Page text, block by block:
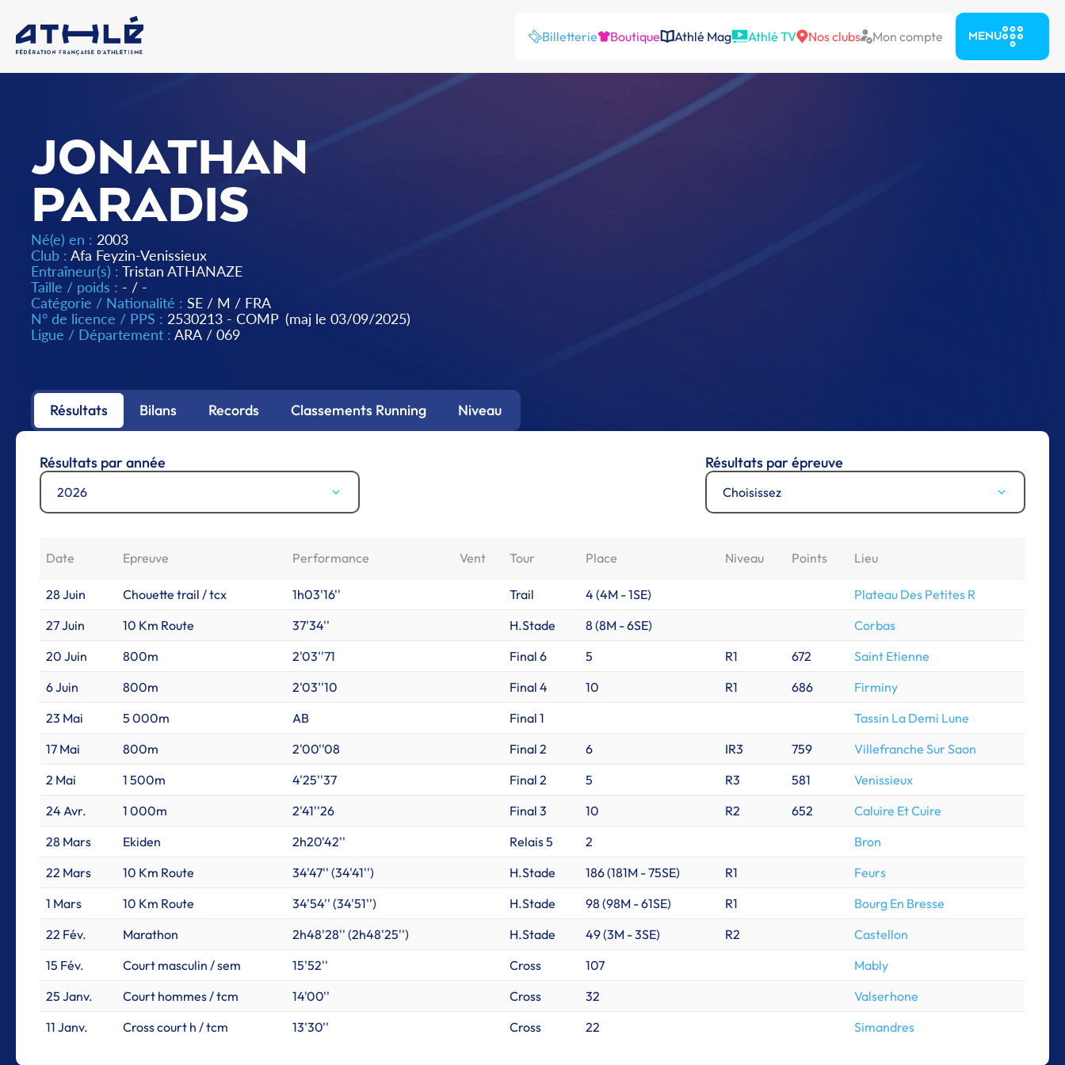
Billetterie Boutique Athlé Mag Athlé TV Nos clubs Mon compte MENU
JONATHAN
PARADIS
Né(e) en : 2003
Club : Afa Feyzin-Venissieux
Entraîneur(s) : Tristan ATHANAZE
Taille / poids : - / -
Catégorie / Nationalité : SE / M / FRA
N° de licence / PPS : 2530213 - COMP (maj le 03/09/2025)
Ligue / Département : ARA / 069
Résultats Bilans Records Classements Running Niveau
Résultats par année
2026
Résultats par épreuve
Choisissez
Date Epreuve Performance Vent Tour Place Niveau Points Lieu
28 Juin Chouette trail / tcx 1h03'16'' Trail 4 (4M -1SE)
Plateau Des Petites R
27 Juin
10 Km Route 37'34'' H.Stade 8 (8M -6SE)
Corbas
20 Juin
800m 2'03''71 Final 6 5 R1 672
Saint Etienne
6 Juin
800m 2'03''10 Final 4 10 R1 686
Firminy
23 Mai
5 000m AB Final 1
Tassin La Demi Lune
17 Mai
800m 2'00''08 Final 2 6 IR3 759
Villefranche Sur Saon
2 Mai
1 500m 4'25''37 Final 2 5 R3 581
Venissieux
24 Avr.
1 000m 2'41''26 Final 3 10 R2 652
Caluire Et Cuire
28 Mars
Ekiden 2h20'42'' Relais 5 2
Bron
22 Mars
10 Km Route 34'47'' (34'41'') H.Stade 186 (181M -75SE) R1
Feurs
1 Mars
10 Km Route 34'54'' (34'51'') H.Stade 98 (98M -61SE) R1
Bourg En Bresse
22 Fév.
Marathon 2h48'28'' (2h48'25'') H.Stade 49 (3M -3SE) R2
Castellon
15 Fév.
Court masculin / sem 15'52'' Cross 107
Mably
25 Janv.
Court hommes / tcm 14'00'' Cross 32
Valserhone
11 Janv.
Cross court h / tcm 13'30'' Cross 22 Simandres